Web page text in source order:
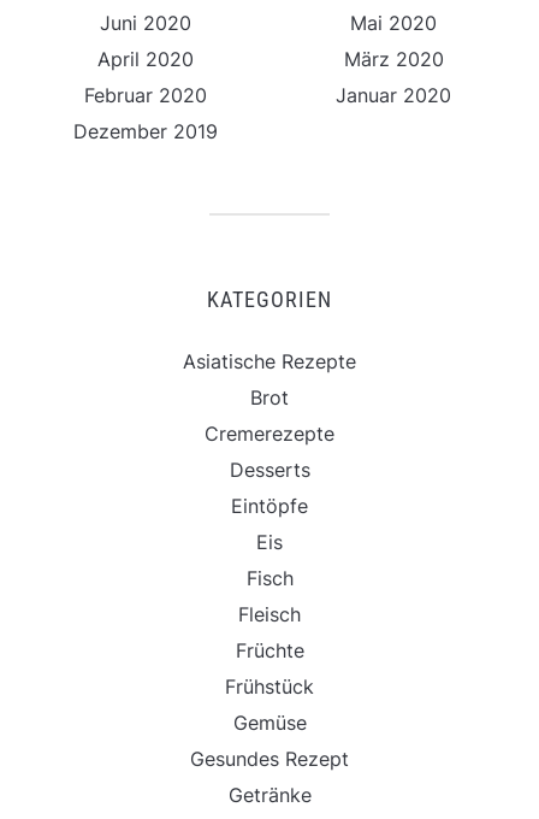
Juni 2020
Mai 2020
April 2020
März 2020
Februar 2020
Januar 2020
Dezember 2019
KATEGORIEN
Asiatische Rezepte
Brot
Cremerezepte
Desserts
Eintöpfe
Eis
Fisch
Fleisch
Früchte
Frühstück
Gemüse
Gesundes Rezept
Getränke